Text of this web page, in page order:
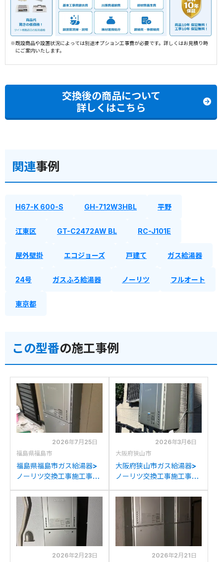
※既設商品や設置状況によっては別途オプション工事費が必要です。詳しくはお見積り時
にご案内いたします。
交換後の商品について
詳しくはこちら
関連事例
H67-K 600-S GH-712W3HBL 平野
江東区 GT-C2472AW BL RC-J101E
屋外壁掛 エコジョーズ 戸建て ガス給湯器
24号 ガスふろ給湯器 ノーリツ フルオート
東京都
この型番の施工事例
2026年7月25日
福島県福島市
福島県福島市ガス給湯器>
ノーリツ交換工事施工事
E244AWDLからノーリツ
GT-C2472AW BLへの交
換
2026年3月6日
大阪府狭山市
大阪府狭山市ガス給湯器>
ノーリツ交換工事施工事
C2442(S)AWXからノー
リツGT-C2472AW BLへ
の交換
2026年2月23日
2026年2月21日